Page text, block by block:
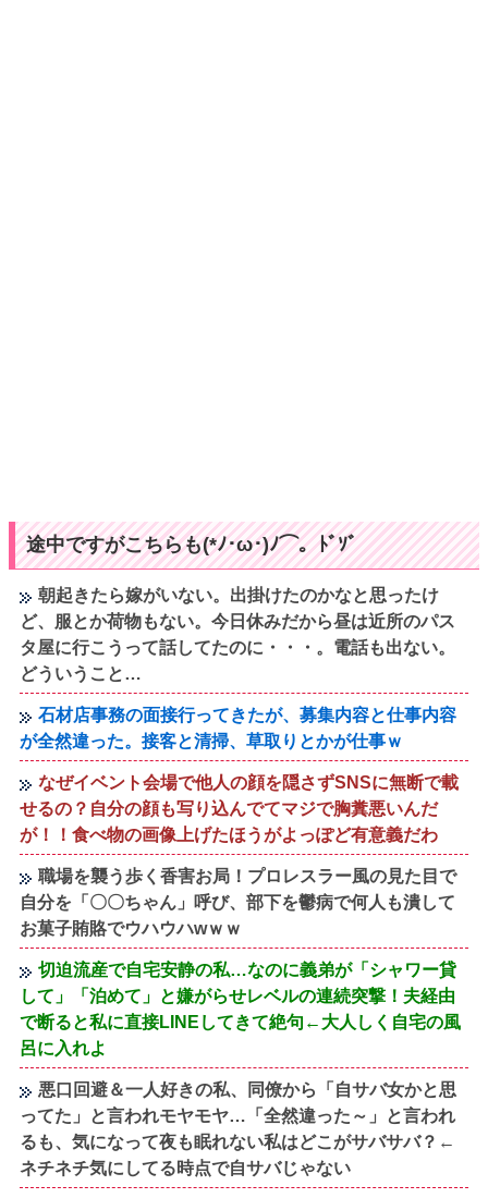
途中ですがこちらも(*ﾉ･ω･)ﾉ⌒。ﾄﾞｿﾞ
朝起きたら嫁がいない。出掛けたのかなと思ったけ
ど、服とか荷物もない。今日休みだから昼は近所のパス
タ屋に行こうって話してたのに・・・。電話も出ない。
どういうこと…
石材店事務の面接行ってきたが、募集内容と仕事内容
が全然違った。接客と清掃、草取りとかが仕事ｗ
なぜイベント会場で他人の顔を隠さずSNSに無断で載
せるの？自分の顔も写り込んでてマジで胸糞悪いんだ
が！！食べ物の画像上げたほうがよっぽど有意義だわ
職場を襲う歩く香害お局！プロレスラー風の見た目で
自分を「〇〇ちゃん」呼び、部下を鬱病で何人も潰して
お菓子賄賂でウハウハwｗｗ
切迫流産で自宅安静の私…なのに義弟が「シャワー貸
して」「泊めて」と嫌がらせレベルの連続突撃！夫経由
で断ると私に直接LINEしてきて絶句←大人しく自宅の風
呂に入れよ
悪口回避＆一人好きの私、同僚から「自サバ女かと思
ってた」と言われモヤモヤ…「全然違った～」と言われ
るも、気になって夜も眠れない私はどこがサバサバ？←
ネチネチ気にしてる時点で自サバじゃない